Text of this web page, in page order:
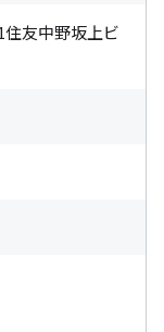
友中野坂上ビ